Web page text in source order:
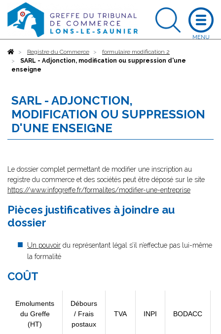
AccueilRegistre du Commerce
formulaire modification 2
SARL - Adjonction, modification ou suppression d'une
enseigne
SARL - ADJONCTION,
MODIFICATION OU SUPPRESSION
D'UNE ENSEIGNE
Le dossier complet permettant de modifier une inscription au
registre du commerce et des sociétés peut être déposé sur le site
https://www.infogreffe.fr/formalites/modifier-une-entreprise
Pièces justificatives à joindre au
dossier
Un pouvoir du représentant légal s’il n’effectue pas lui-même
la formalité
COÛT
Emoluments
du Greffe
(HT)
Débours
/ Frais
postaux
TVA INPI BODACC